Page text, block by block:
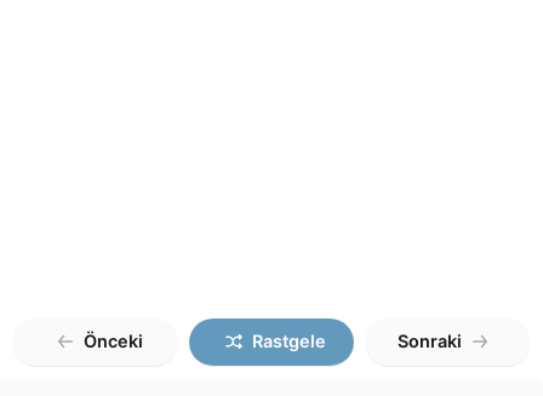
Önceki Rastgele Sonraki